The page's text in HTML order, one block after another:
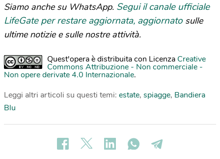
Siamo anche su WhatsApp. Segui il canale ufficiale
LifeGate per restare aggiornata, aggiornato sulle
ultime notizie e sulle nostre attività.
Quest'opera è distribuita con Licenza Creative
Commons Attribuzione - Non commerciale -
Non opere derivate 4.0 Internazionale.
Leggi altri articoli su questi temi: estate, spiagge, Bandiera
Blu